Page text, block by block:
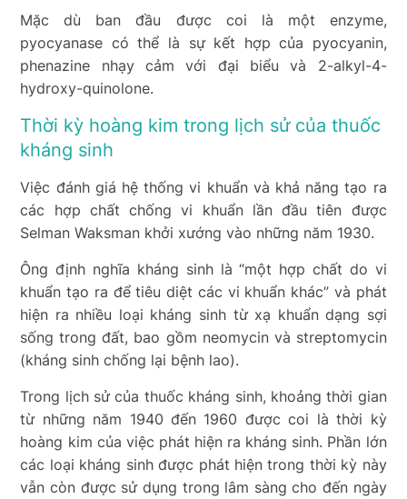
Mặc dù ban đầu được coi là một enzyme,
pyocyanase có thể là sự kết hợp của pyocyanin,
phenazine nhạy cảm với đại biểu và 2-alkyl-4-
hydroxy-quinolone.
Thời kỳ hoàng kim trong lịch sử của thuốc
kháng sinh
Việc đánh giá hệ thống vi khuẩn và khả năng tạo ra
các hợp chất chống vi khuẩn lần đầu tiên được
Selman Waksman khởi xướng vào những năm 1930.
Ông định nghĩa kháng sinh là “một hợp chất do vi
khuẩn tạo ra để tiêu diệt các vi khuẩn khác” và phát
hiện ra nhiều loại kháng sinh từ xạ khuẩn dạng sợi
sống trong đất, bao gồm neomycin và streptomycin
(kháng sinh chống lại bệnh lao).
Trong lịch sử của thuốc kháng sinh, khoảng thời gian
từ những năm 1940 đến 1960 được coi là thời kỳ
hoàng kim của việc phát hiện ra kháng sinh. Phần lớn
các loại kháng sinh được phát hiện trong thời kỳ này
vẫn còn được sử dụng trong lâm sàng cho đến ngày